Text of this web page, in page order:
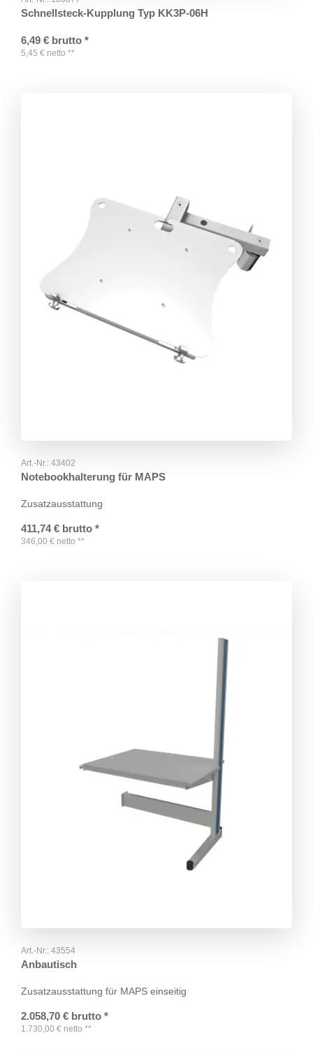
Schnellsteck-Kupplung Typ KK3P-06H
6,49 € brutto *
5,45 € netto **
Art.-Nr.: 43402
Notebookhalterung für MAPS
Zusatzausstattung
411,74 € brutto *
346,00 € netto **
Art.-Nr.: 43554
Anbautisch
Zusatzausstattung für MAPS einseitig
2.058,70 € brutto *
1.730,00 € netto **